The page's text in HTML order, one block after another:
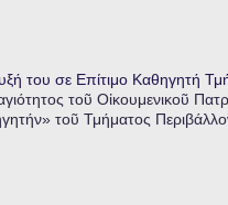
του σε Επίτιμο Καθηγητή
τοῦ Οἰκουμενικοῦ
τοῦ Τμήματος